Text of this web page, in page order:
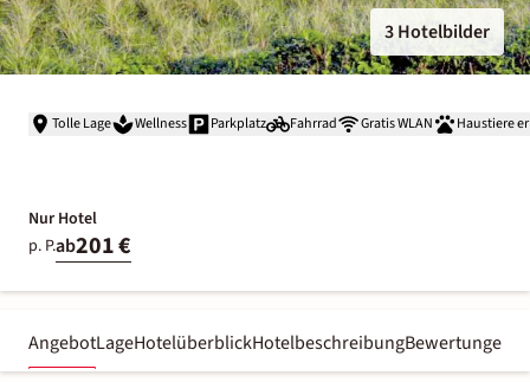
3 Hotelbilder
Tolle Lage Wellness Parkplatz Fahrrad Gratis WLAN Haustiere
Nur Hotel
p. P.ab201 €
AngebotLageHotelüberblickHotelbeschreibungBewertungen